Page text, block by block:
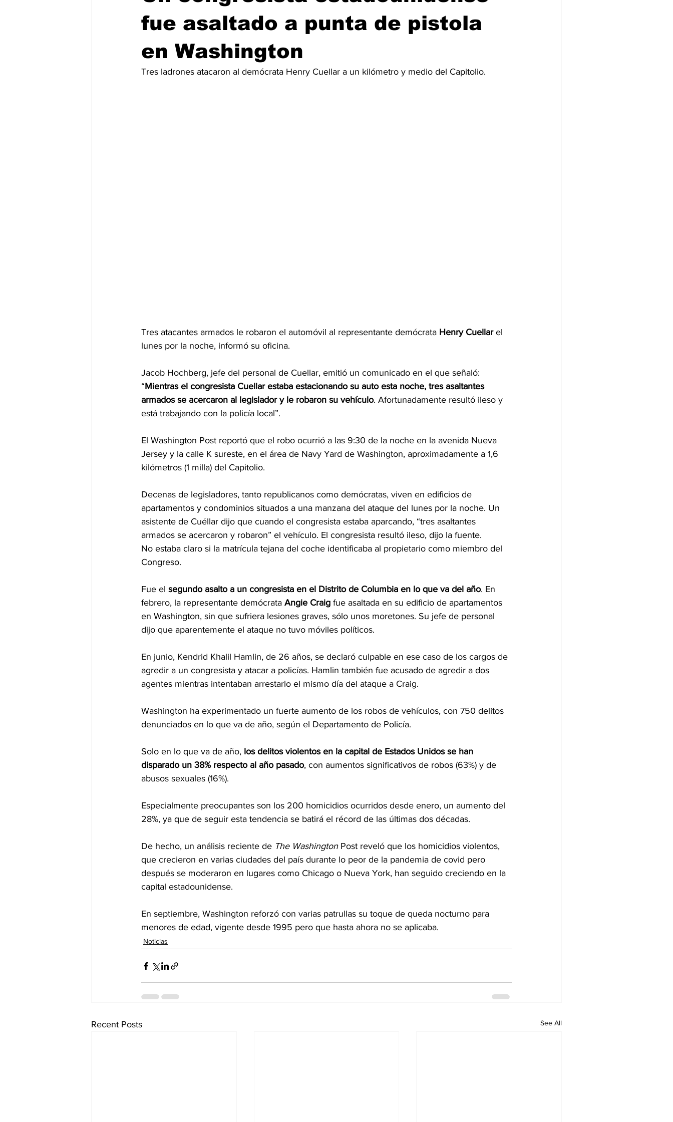
fue asaltado a punta de pistola
en Washington
Tres ladrones atacaron al demócrata Henry Cuellar a un kilómetro y medio del Capitolio.
Tres atacantes armados le robaron el automóvil al representante demócrata Henry Cuellar el
lunes por la noche, informó su oficina.
Jacob Hochberg, jefe del personal de Cuellar, emitió un comunicado en el que señaló:
“Mientras el congresista Cuellar estaba estacionando su auto esta noche, tres asaltantes
armados se acercaron al legislador y le robaron su vehículo. Afortunadamente resultó ileso y
está trabajando con la policía local”.
El Washington Post reportó que el robo ocurrió a las 9:30 de la noche en la avenida Nueva
Jersey y la calle K sureste, en el área de Navy Yard de Washington, aproximadamente a 1,6
kilómetros (1 milla) del Capitolio.
Decenas de legisladores, tanto republicanos como demócratas, viven en edificios de
apartamentos y condominios situados a una manzana del ataque del lunes por la noche. Un
asistente de Cuéllar dijo que cuando el congresista estaba aparcando, “tres asaltantes
armados se acercaron y robaron” el vehículo. El congresista resultó ileso, dijo la fuente.
No estaba claro si la matrícula tejana del coche identificaba al propietario como miembro del
Congreso.
Fue el segundo asalto a un congresista en el Distrito de Columbia en lo que va del año. En
febrero, la representante demócrata Angie Craig fue asaltada en su edificio de apartamentos
en Washington, sin que sufriera lesiones graves, sólo unos moretones. Su jefe de personal
dijo que aparentemente el ataque no tuvo móviles políticos.
En junio, Kendrid Khalil Hamlin, de 26 años, se declaró culpable en ese caso de los cargos de
agredir a un congresista y atacar a policías. Hamlin también fue acusado de agredir a dos
agentes mientras intentaban arrestarlo el mismo día del ataque a Craig.
Washington ha experimentado un fuerte aumento de los robos de vehículos, con 750 delitos
denunciados en lo que va de año, según el Departamento de Policía.
Solo en lo que va de año, los delitos violentos en la capital de Estados Unidos se han
disparado un 38% respecto al año pasado, con aumentos significativos de robos (63%) y de
abusos sexuales (16%).
Especialmente preocupantes son los 200 homicidios ocurridos desde enero, un aumento del
28%, ya que de seguir esta tendencia se batirá el récord de las últimas dos décadas.
De hecho, un análisis reciente de The Washington Post reveló que los homicidios violentos,
que crecieron en varias ciudades del país durante lo peor de la pandemia de covid pero
después se moderaron en lugares como Chicago o Nueva York, han seguido creciendo en la
capital estadounidense.
En septiembre, Washington reforzó con varias patrullas su toque de queda nocturno para
menores de edad, vigente desde 1995 pero que hasta ahora no se aplicaba.
Noticias
Recent Posts See All